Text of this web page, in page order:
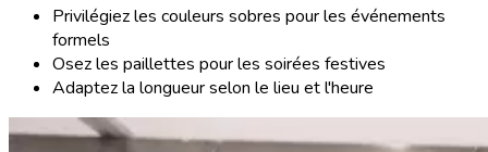
Privilégiez les couleurs sobres pour les événements
formels
Osez les paillettes pour les soirées festives
Adaptez la longueur selon le lieu et l'heure